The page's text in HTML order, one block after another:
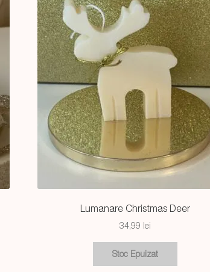
Lumanare Christmas Deer
34,99 lei